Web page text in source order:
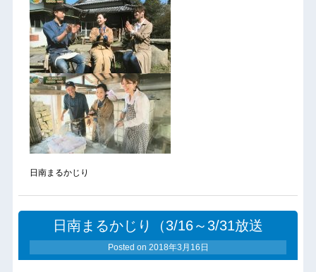
日南まるかじり
日南まるかじり（3/16～3/31放送
Posted on 2018年3月16日